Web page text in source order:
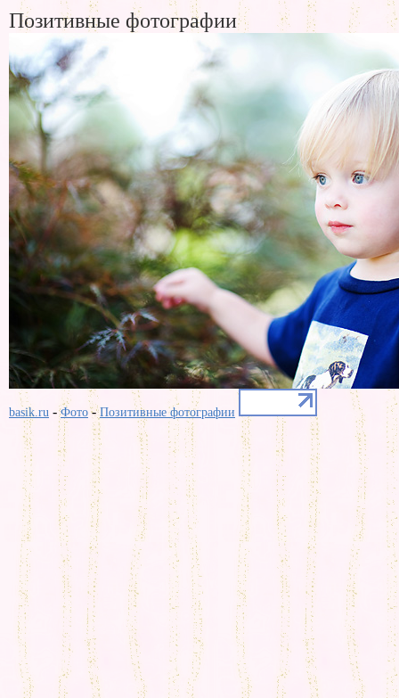
Позитивные фотографии
basik.ru -Фото-Позитивные фотографии